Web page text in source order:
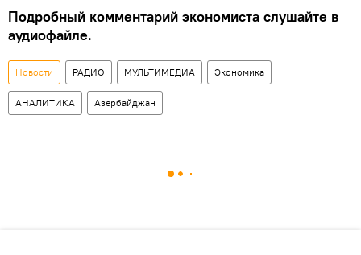
Подробный комментарий экономиста слушайте в
аудиофайле.
Новости РАДИО МУЛЬТИМЕДИА Экономика
АНАЛИТИКА Азербайджан